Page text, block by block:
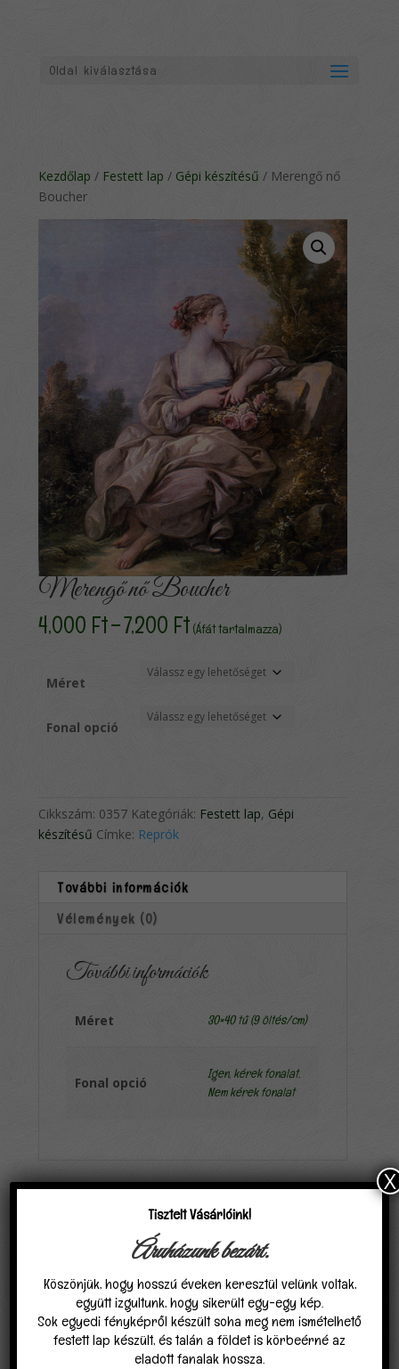
Oldal kiválasztása
Kezdőlap / Festett lap / Gépi készítésű / Merengő nő
Boucher
Merengő nő Boucher
4,000 Ft–7,200 FtÁrtartomány:
4,000 Ft
-
7,200 Ft
(Áfát tartalmazza)
Méret
Fonal opció
Cikkszám: 0357 Kategóriák: Festett lap, Gépi
készítésű Címke: Reprók
További információk
Vélemények (0)
További információk
Méret 30×40 tű (9 öltés/cm)
Fonal opció
Igen, kérek fonalat,
Nem kérek fonalat
Kapcsolódó termékekTisztelt Vásárlóink!
Áruházunk bezárt.
Köszönjük, hogy hosszú éveken keresztül velünk voltak,
együtt izgultunk, hogy sikerült egy-egy kép.
Sok egyedi fényképről készült soha meg nem ismételhető
festett lap készült, és talán a földet is körbeérné az
eladott fanalak hossza.
X